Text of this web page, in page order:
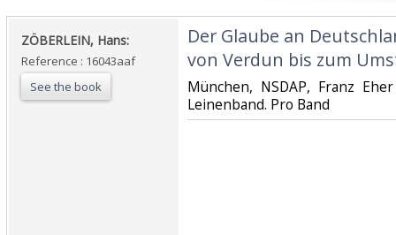
‎ZÖBERLEIN, Hans:‎
Reference : 16043aaf
See the book
‎Der Glaube an
von Verdun bis zum
‎München, NSDAP, Franz
Leinenband. Pro Band‎